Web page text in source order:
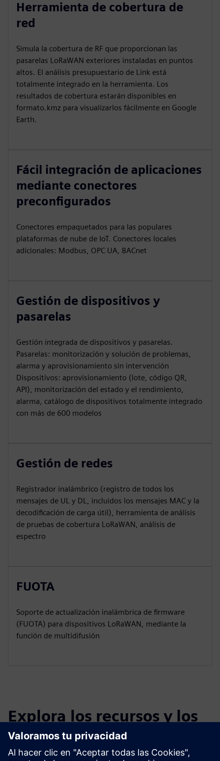
Herramienta de cobertura de
red
Simula la cobertura de RF que proporcionan las
pasarelas LoRaWAN exteriores instaladas en puntos
altos. El análisis presupuestario de Link está
totalmente integrado en la herramienta. Los
resultados de cobertura estarán disponibles en
formato.kmz para visualizarlos fácilmente en Google
Earth.
Fácil integración de aplicaciones
mediante conectores
preconfigurados
Conectores empaquetados para las populares
plataformas de nube de IoT. Conectores locales
adicionales: Modbus, OPC UA, BACnet
Gestión de dispositivos y
pasarelas
Gestión integrada de dispositivos y pasarelas.
Pasarelas: monitorización y solución de problemas,
alarma y aprovisionamiento sin intervención
Dispositivos: aprovisionamiento (lote, código QR,
API), monitorización del estado y el rendimiento,
alarma, catálogo de dispositivos totalmente integrado
con más de 600 modelos
Gestión de redes
Registrador inalámbrico (registro de todos los
mensajes de UL y DL, incluidos los mensajes MAC y la
decodificación de carga útil), herramienta de análisis
de pruebas de cobertura LoRaWAN, análisis de
espectro
FUOTA
Soporte de actualización inalámbrica de firmware
(FUOTA) para dispositivos LoRaWAN, mediante la
función de multidifusión
Explora los recursos y los
productos relacionados